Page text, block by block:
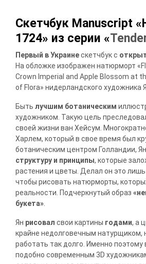
Скетчбук Manuscript
1724» из серии «
Первый в Украинескетчбук с
На обложке изображен натюрморт
Crown Imperial and Apple Blossom at
of Flora» нидерландского художника
Быть лучшим ботаническим
художником. Такую цель
своей жизни ван Хейсум.
Харлем, который в свое время был
ботаническим центром Голландии,
структуру и принципы, которые
растения и цветы. Делал он это
чтобы рисовать натюрморты,
реальности. Подчеркнутый образ
букета»
Ян рисовал свои картины годами, а
крайне недолговечным натурщиком,
работать так долго. Именно поэтому
подобно современным 3D